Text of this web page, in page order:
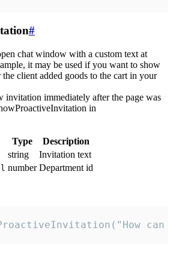
#
chat window with a custom text at
it may be used if you want to show
client added goods to the cart in your
immediately after the page was
in
Type
Description
string
Invitation text
number Department id